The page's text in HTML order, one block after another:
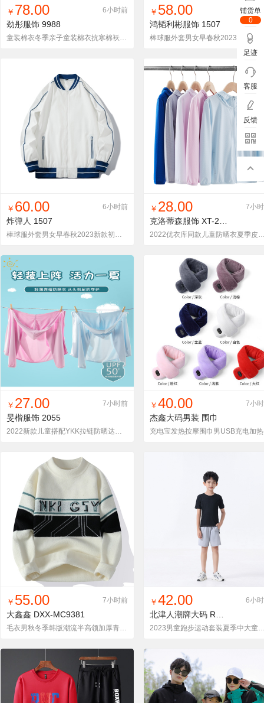
找同款 加入铺货单 收藏
￥ 78.00 6小时前
劲彤服饰 9988
童装棉衣冬季亲子童装棉衣抗寒棉袄外套
找同款 加入铺货单 收藏
￥ 58.00 6小
鸿韬利彬服饰 1507
找同款 加入铺货单 收藏
￥ 60.00 6小时前
炸弹人 1507
棒球服外套男女早春秋2023新款初中高中学生ins潮美式夹克上衣服
找同款 加入铺货单 收藏
￥ 28.00 7小
克洛蒂森服饰 XT-2055
2022优衣库同款儿童防晒衣夏季
找同款 加入铺货单 收藏
￥ 27.00 7小时前
旻楷服饰 2055
2022新款儿童搭配YKK拉链防晒达标冰丝防晒衣可印绣
找同款 加入铺货单 收藏
￥40.00 7小
杰鑫大码男装 围巾
找同款 加入铺货单 收藏
￥ 55.00 7小时前
大鑫鑫 DXX-MC9381
毛衣男秋冬季韩版潮流半高领加厚青少年高中学生
找同款 加入铺货单 收藏
￥42.00 6小
北津人潮牌大码 RT91258-2
2023男童跑步运动套装夏季中大童小学生短袖短
铺货单
0
足迹
客服
反馈